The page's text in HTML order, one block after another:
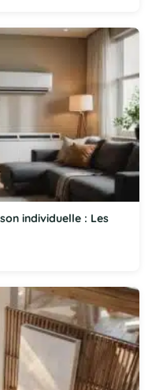
individuelle : Les